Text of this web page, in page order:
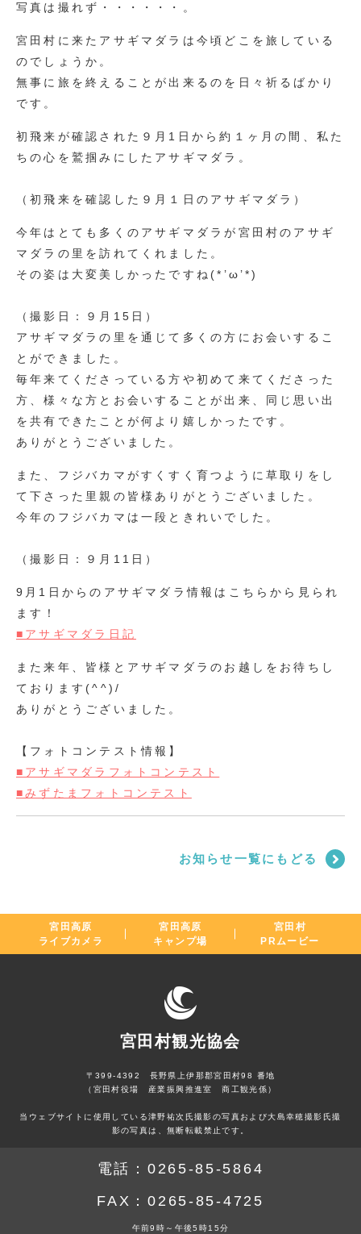
写真は撮れず・・・・・・。
宮田村に来たアサギマダラは今頃どこを旅している
のでしょうか。
無事に旅を終えることが出来るのを日々祈るばかり
です。
初飛来が確認された９月1日から約１ヶ月の間、私た
ちの心を鷲掴みにしたアサギマダラ。
（初飛来を確認した９月１日のアサギマダラ）
今年はとても多くのアサギマダラが宮田村のアサギ
マダラの里を訪れてくれました。
その姿は大変美しかったですね(*’ω’*)
（撮影日：９月15日）
アサギマダラの里を通じて多くの方にお会いするこ
とができました。
毎年来てくださっている方や初めて来てくださった
方、様々な方とお会いすることが出来、同じ思い出
を共有できたことが何より嬉しかったです。
ありがとうございました。
また、フジバカマがすくすく育つように草取りをし
て下さった里親の皆様ありがとうございました。
今年のフジバカマは一段ときれいでした。
（撮影日：９月11日）
9月1日からのアサギマダラ情報はこちらから見られ
ます！
■アサギマダラ日記
また来年、皆様とアサギマダラのお越しをお待ちし
ております(^^)/
ありがとうございました。
【フォトコンテスト情報】
■アサギマダラフォトコンテスト
■みずたまフォトコンテスト
お知らせ一覧にもどる
宮田高原
ライブカメラ
宮田高原
キャンプ場
宮田村
PRムービー
宮田村観光協会
〒399-4392 長野県上伊那郡宮田村98 番地
（宮田村役場 産業振興推進室 商工観光係）
当ウェブサイトに使用している津野祐次氏撮影の写真および大島幸穂撮影氏撮
影の写真は、無断転載禁止です。
電話： 0265-85-5864
FAX：0265-85-4725
午前9時～午後5時15分